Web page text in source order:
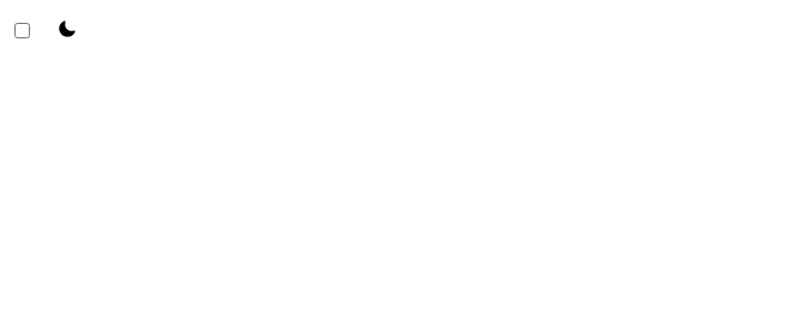
theme switcher